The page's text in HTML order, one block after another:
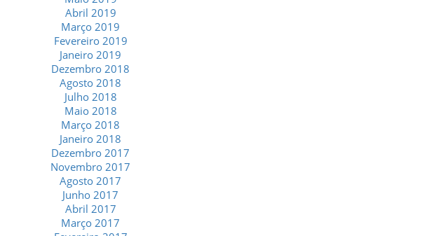
Abril 2019
Março 2019
Fevereiro 2019
Janeiro 2019
Dezembro 2018
Agosto 2018
Julho 2018
Maio 2018
Março 2018
Janeiro 2018
Dezembro 2017
Novembro 2017
Agosto 2017
Junho 2017
Abril 2017
Março 2017